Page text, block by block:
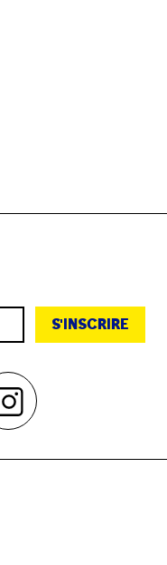
S'INSCRIRE